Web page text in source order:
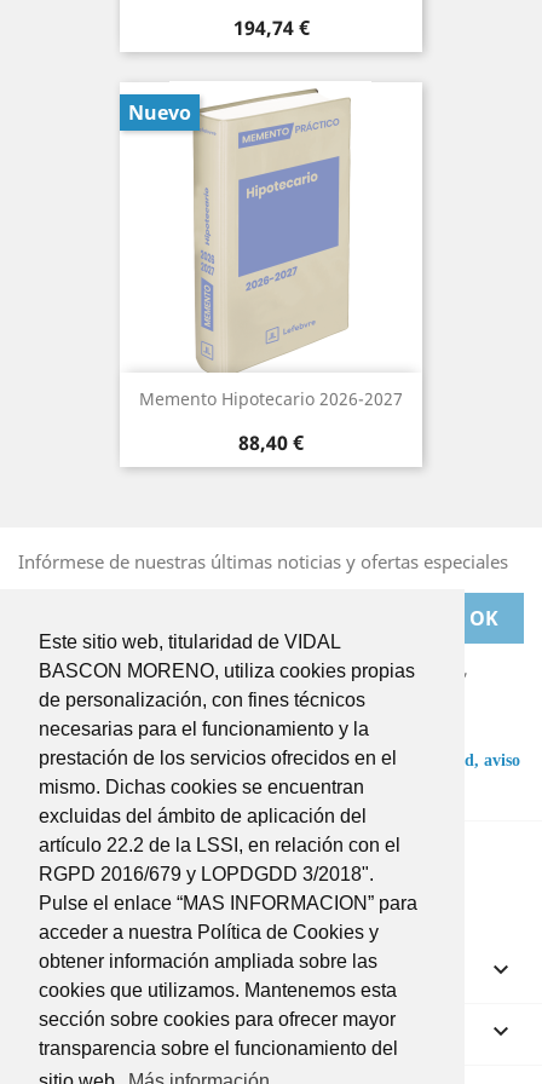
Este sitio web, titularidad de VIDAL
BASCON MORENO, utiliza cookies propias
de personalización, con fines técnicos
necesarias para el funcionamiento y la
prestación de los servicios ofrecidos en el
mismo. Dichas cookies se encuentran
excluidas del ámbito de aplicación del
artículo 22.2 de la LSSI, en relación con el
RGPD 2016/679 y LOPDGDD 3/2018".
Pulse el enlace “MAS INFORMACION” para
acceder a nuestra Política de Cookies y
obtener información ampliada sobre las
cookies que utilizamos. Mantenemos esta
sección sobre cookies para ofrecer mayor
transparencia sobre el funcionamiento del
Precio
194,74 €
Memento Hipotecario 2026-2027
Precio
88,40 €
Nuevo
Infórmese de nuestras últimas noticias y ofertas especiales
Puede darse de baja en cualquier momento. Para ello,
deberá dirigirse a
BASCONMORENO@BASCONMORENO.COM
He leído y acepto las condiciones de lapolítica de privacidad, aviso
legalytérminos y condiciones.
TwitterInstagram
Productos 
Nuestra empresa 